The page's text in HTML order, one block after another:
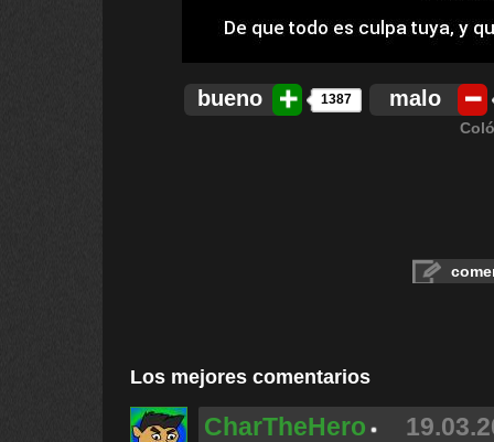
bueno 1387 malo
Los mejores comentarios
CharTheHero